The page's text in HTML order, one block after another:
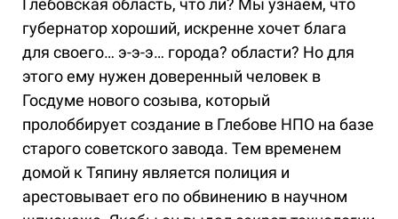
Глебовская область, что ли? Мы узнаем, что
губернатор хороший, искренне хочет блага
для своего… э-э-э… города? области? Но для
этого ему нужен доверенный человек в
Госдуме нового созыва, который
пролоббирует создание в Глебове НПО на базе
старого советского завода. Тем временем
домой к Тяпину является полиция и
арестовывает его по обвинению в научном